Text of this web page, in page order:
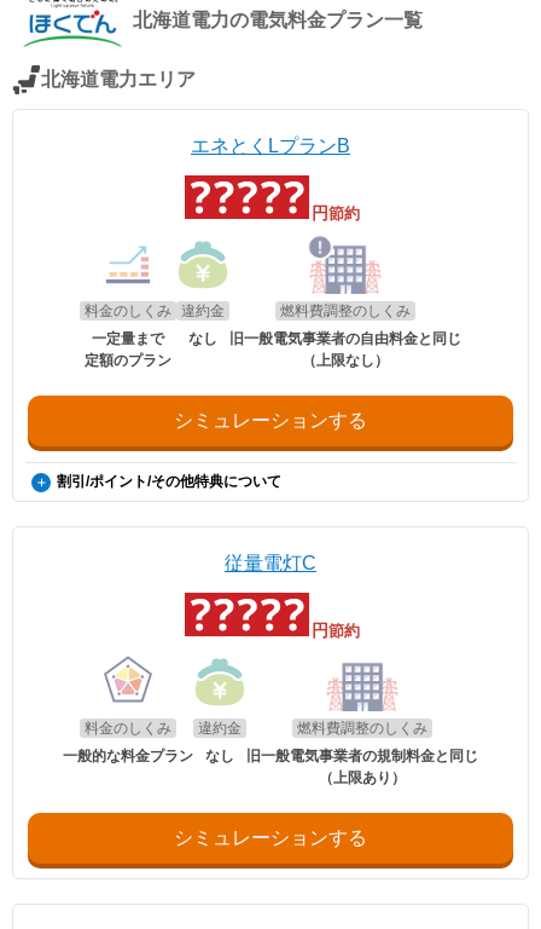
量電灯ネクスト」、関西電力エリア「なっトクでんき」「なっトクでん
きBiz」(kVA契約)、中国電力エリア「ぐっとずっと。プラン スマートコ
「おトクeプラン」「ビジネススタンダードプラン」(kVA契約)、九州電
※関西電力エリアの「なっトクでんき」「なっトクでんきBiz」ではガス
北海道電力の電気料金プラン一覧
北海道電力エリア
エネとくLプランB
円節約
料金のしくみ
一定量まで
定額のプラン
違約金
なし
燃料費調整のしくみ
旧一般電気事業者の自由料金と同じ
（上限なし）
シミュレーションする
割引/ポイント/その他特典について
サービスに登録すると100ポイント(以降毎月20ポイント)、さらに毎月
ログイン(10ポイント)、コラムの閲覧(10ポイント)やアンケートへの回
答(50ポイント)、参加型イベントに写真やコメントを投稿(50ポイント)
など、年間最大1,000ポイントが貯められます。貯まったポイントは道
産品への交換、チャリティ、他社ポイントに移行出来ます。
の寄付、ツルハドラッグ/ニトリ/LUCKY/au/SAIJO/BESTOM/セイコーマ
ートへ移行ができます(順次拡大予定)。
※エネチェンジの節約額には上記ポイントは含まれておりません。
従量電灯C
円節約
料金のしくみ
一般的な料金プラン
違約金
なし
燃料費調整のしくみ
旧一般電気事業者の規制料金と同じ
（上限あり）
シミュレーションする